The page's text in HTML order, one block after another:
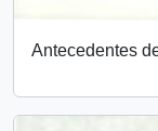
Antecedentes